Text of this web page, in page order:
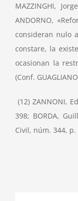
MAZZINGHI,
ANDORNO,
consideran nulo
constare, la
ocasionan la
(Conf.
(12) ZANNONI,
398; BORDA,
Civil, núm. 344, p.